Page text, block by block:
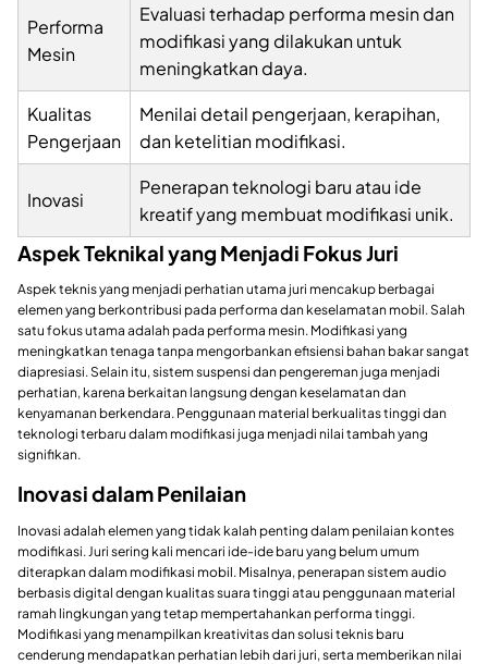
Performa
Mesin
Evaluasi terhadap performa mesin dan
modifikasi yang dilakukan untuk
meningkatkan daya.
Kualitas
Pengerjaan
Menilai detail pengerjaan, kerapihan,
dan ketelitian modifikasi.
Inovasi
Penerapan teknologi baru atau ide
kreatif yang membuat modifikasi unik.
Aspek Teknikal yang Menjadi Fokus Juri
Aspek teknis yang menjadi perhatian utama juri mencakup berbagai
elemen yang berkontribusi pada performa dan keselamatan mobil. Salah
satu fokus utama adalah pada performa mesin. Modifikasi yang
meningkatkan tenaga tanpa mengorbankan efisiensi bahan bakar sangat
diapresiasi. Selain itu, sistem suspensi dan pengereman juga menjadi
perhatian, karena berkaitan langsung dengan keselamatan dan
kenyamanan berkendara. Penggunaan material berkualitas tinggi dan
teknologi terbaru dalam modifikasi juga menjadi nilai tambah yang
signifikan.
Inovasi dalam Penilaian
Inovasi adalah elemen yang tidak kalah penting dalam penilaian kontes
modifikasi. Juri sering kali mencari ide-ide baru yang belum umum
diterapkan dalam modifikasi mobil. Misalnya, penerapan sistem audio
berbasis digital dengan kualitas suara tinggi atau penggunaan material
ramah lingkungan yang tetap mempertahankan performa tinggi.
Modifikasi yang menampilkan kreativitas dan solusi teknis baru
cenderung mendapatkan perhatian lebih dari juri, serta memberikan nilai